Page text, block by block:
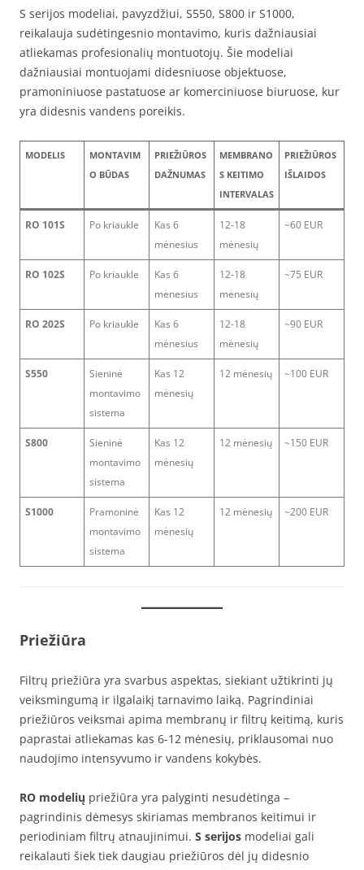
S serijos modeliai, pavyzdžiui, S550, S800 ir S1000,
reikalauja sudėtingesnio montavimo, kuris dažniausiai
atliekamas profesionalių montuotojų. Šie modeliai
dažniausiai montuojami didesniuose objektuose,
pramoniniuose pastatuose ar komerciniuose biuruose, kur
yra didesnis vandens poreikis.
MODELIS
MONTAVIM
O BŪDAS
PRIEŽIŪROS
DAŽNUMAS
MEMBRANO
S KEITIMO
INTERVALAS
PRIEŽIŪROS
IŠLAIDOS
RO 101S Po kriaukle
Kas 6
mėnesius
12-18
mėnesių
~60 EUR
RO 102S Po kriaukle
Kas 6
mėnesius
12-18
mėnesių
~75 EUR
RO 202S Po kriaukle
Kas 6
mėnesius
12-18
mėnesių
~90 EUR
S550
Sieninė
montavimo
sistema
Kas 12
mėnesių
12 mėnesių ~100 EUR
S800
Sieninė
montavimo
sistema
Kas 12
mėnesių
12 mėnesių ~150 EUR
S1000
Pramoninė
montavimo
sistema
Kas 12
mėnesių
12 mėnesių ~200 EUR
Priežiūra
Filtrų priežiūra yra svarbus aspektas, siekiant užtikrinti jų
veiksmingumą ir ilgalaikį tarnavimo laiką. Pagrindiniai
priežiūros veiksmai apima membranų ir filtrų keitimą, kuris
paprastai atliekamas kas 6-12 mėnesių, priklausomai nuo
naudojimo intensyvumo ir vandens kokybės.
RO modelių priežiūra yra palyginti nesudėtinga –
pagrindinis dėmesys skiriamas membranos keitimui ir
periodiniam filtrų atnaujinimui. S serijos modeliai gali
reikalauti šiek tiek daugiau priežiūros dėl jų didesnio